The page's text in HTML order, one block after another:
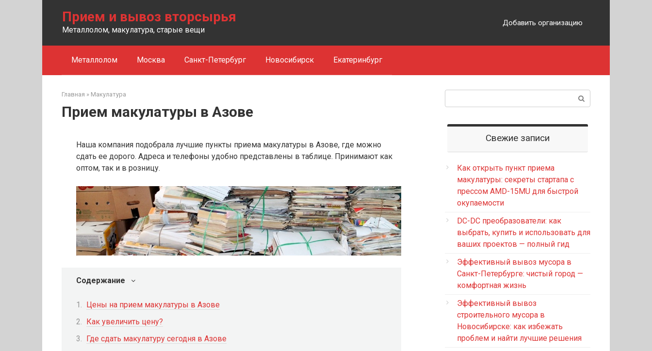
Прием и вывоз вторсырья
Металлолом, макулатура, старые вещи
Добавить организацию
Металлолом Москва Санкт-Петербург Новосибирск Екатеринбург
Главная » Макулатура
Прием макулатуры в Азове
Наша компания подобрала лучшие пункты приема макулатуры в Азове, где можно
сдать ее дорого. Адреса и телефоны удобно представлены в таблице. Принимают как
оптом, так и в розницу.
Содержание
Цены на прием макулатуры в Азове
Как увеличить цену?
Где сдать макулатуру сегодня в Азове
Свежие записи
Как открыть пункт приема
макулатуры: секреты стартапа с
прессом AMD-15MU для быстрой
окупаемости
DC-DC преобразователи: как
выбрать, купить и использовать для
ваших проектов — полный гид
Эффективный вывоз мусора в
Санкт-Петербурге: чистый город —
комфортная жизнь
Эффективный вывоз
строительного мусора в
Новосибирске: как избежать
проблем и найти лучшие решения